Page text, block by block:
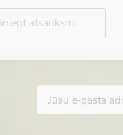
atsauksmi